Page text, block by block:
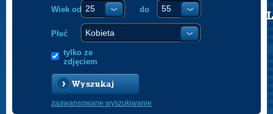
POLISH
Wiek od do
Płeć
tylko ze
zdjęciem
Wyszukaj
zaawansowane wyszukiwanie